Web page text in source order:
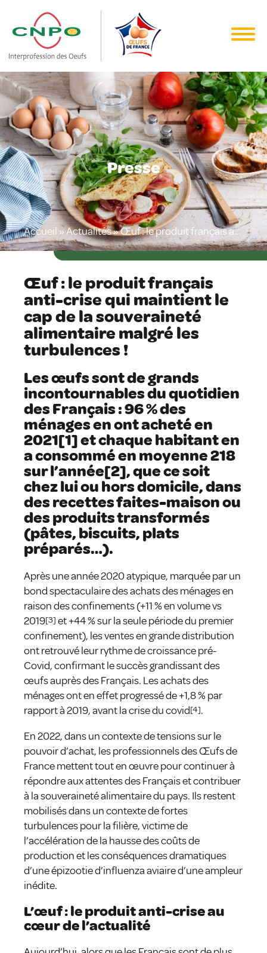
Presse
Accueil »Actualités»Œuf : le produit français anti-crise qui maintient le cap de la souveraineté alimentaire malgré les turbulences !
Œuf : le produit français
anti-crise qui maintient le
cap de la souveraineté
alimentaire malgré les
turbulences !
Les œufs sont de grands
incontournables du quotidien
des Français : 96 % des
ménages en ont acheté en
2021[1] et chaque habitant en
a consommé en moyenne 218
sur l’année[2], que ce soit
chez lui ou hors domicile, dans
des recettes faites-maison ou
des produits transformés
(pâtes, biscuits, plats
préparés…).
Après une année 2020 atypique, marquée par un
bond spectaculaire des achats des ménages en
raison des confinements (+11 % en volume vs
2019[3] et +44 % sur la seule période du premier
confinement), les ventes en grande distribution
ont retrouvé leur rythme de croissance pré-
Covid, confirmant le succès grandissant des
œufs auprès des Français. Les achats des
ménages ont en effet progressé de +1,8 % par
rapport à 2019, avant la crise du covid[4].
En 2022, dans un contexte de tensions sur le
pouvoir d’achat, les professionnels des Œufs de
France mettent tout en œuvre pour continuer à
répondre aux attentes des Français et contribuer
à la souveraineté alimentaire du pays. Ils restent
mobilisés dans un contexte de fortes
turbulences pour la filière, victime de
l’accélération de la hausse des coûts de
production et les conséquences dramatiques
d’une épizootie d’influenza aviaire d’une ampleur
inédite.
L’œuf : le produit anti-crise au
cœur de l’actualité